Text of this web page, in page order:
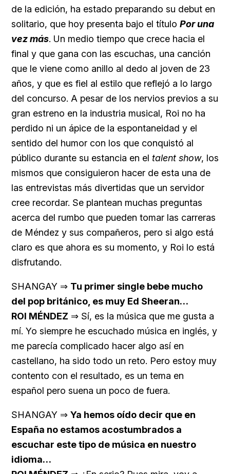
de la edición, ha estado preparando su debut en
solitario, que hoy presenta bajo el título Por una
vez más. Un medio tiempo que crece hacia el
final y que gana con las escuchas, una canción
que le viene como anillo al dedo al joven de 23
años, y que es fiel al estilo que reflejó a lo largo
del concurso. A pesar de los nervios previos a su
gran estreno en la industria musical, Roi no ha
perdido ni un ápice de la espontaneidad y el
sentido del humor con los que conquistó al
público durante su estancia en el talent show, los
mismos que consiguieron hacer de esta una de
las entrevistas más divertidas que un servidor
cree recordar. Se plantean muchas preguntas
acerca del rumbo que pueden tomar las carreras
de Méndez y sus compañeros, pero si algo está
claro es que ahora es su momento, y Roi lo está
disfrutando.
SHANGAY ⇒ Tu primer single bebe mucho
del pop británico, es muy Ed Sheeran…
ROI MÉNDEZ ⇒ Sí, es la música que me gusta a
mí. Yo siempre he escuchado música en inglés, y
me parecía complicado hacer algo así en
castellano, ha sido todo un reto. Pero estoy muy
contento con el resultado, es un tema en
español pero suena un poco de fuera.
SHANGAY ⇒ Ya hemos oído decir que en
España no estamos acostumbrados a
escuchar este tipo de música en nuestro
idioma…